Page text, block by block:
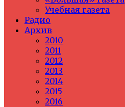
Учебная газета
Радио
Архив
2010
2011
2012
2013
2014
2015
2016